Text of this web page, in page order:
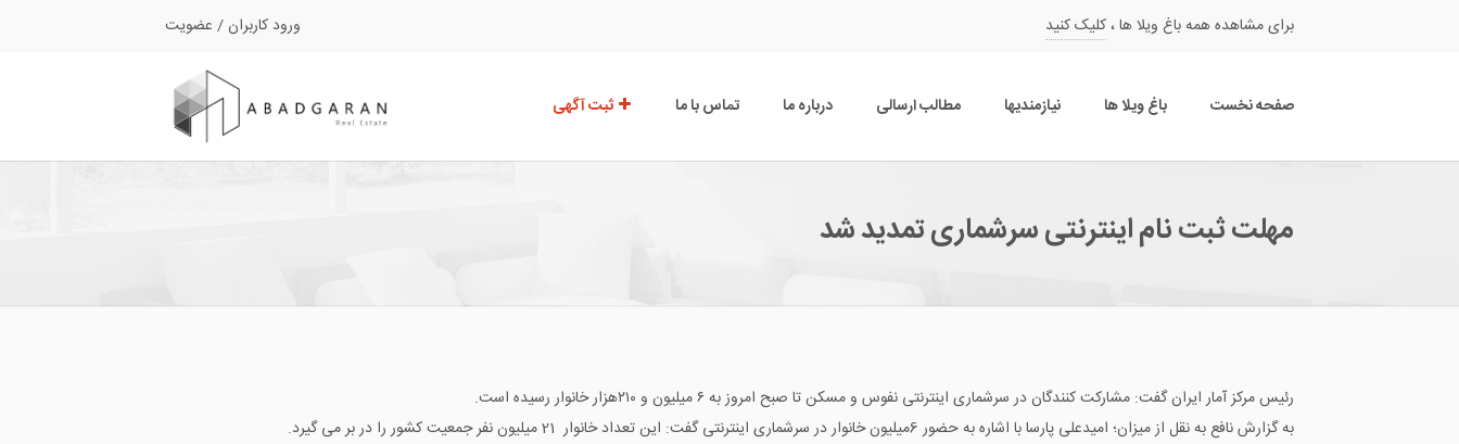
برای مشاهده همه باغ ویلا ها ،کلیک کنید ورود کاربران/ عضویت
صفحه نخست باغ ویلا ها نیازمندیها مطالب ارسالی درباره ما تماس با ما ثبت آگهی
مهلت ثبت نام اینترنتی سرشماری تمدید شد
رئیس مرکز آمار ایران گفت: مشارکت کنندگان در سرشماری اینترنتی نفوس و مسکن تا صبح امروز به ۶ میلیون و ۲۱۰هزار خانوار رسیده است.
به گزارش نافع به نقل از میزان؛ امیدعلی پارسا با اشاره به حضور 6میلیون خانوار در سرشماری اینترنتی گفت: این تعداد خانوار 21 میلیون نفر جمعیت کشور را در بر می گیرد.